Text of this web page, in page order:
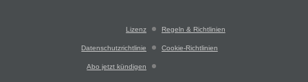
Lizenz Regeln & Richtlinien
Datenschutzrichtlinie Cookie-Richtlinien
Abo jetzt kündigen